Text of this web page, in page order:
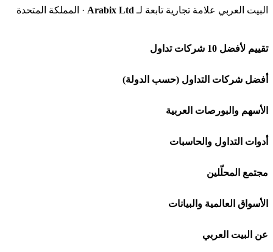
البيت العربي علامة تجارية تابعة لـ Arabix Ltd · المملكة المتحدة
تقييم لأفضل 10 شركات تداول
شركة Capital.com
افاتريد AvaTrade
اكسنس Exness
منصة بينانس
أفضل شركات التداول (حسب الدولة)
شركات تداول في السعودية
شركات تداول في الإمارات
شركات تداول في الكويت
شركات تداول في قطر
الأسهم والبورصات العربية
🌍 كل البورصات العربية
🇸🇦 السوق السعودية
🇦🇪 أسواق الإمارات
🇪🇬 البورصة المصرية
أدوات التداول والحاسبات
🕌 حاسبة الزكاة
💱 محول العملات
🧮 حاسبة حجم اللوت
مجتمع المحلّلين
🧱 حائط المجتمع
🏆 لوحة المحلّلين
الأسواق العالمية والبيانات
🌐 المؤشرات العالمية
عن البيت العربي